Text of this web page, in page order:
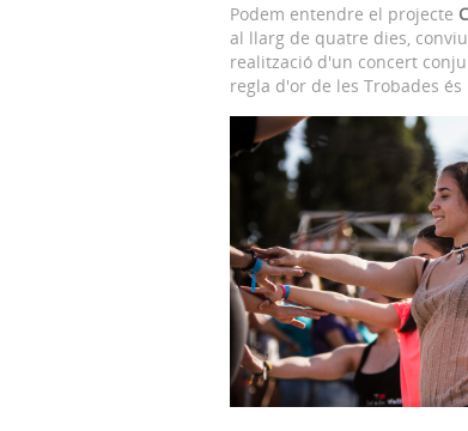
Podem entendre el projecte
al llarg de quatre dies,
realització d'un concert
regla d'or de les Trobades